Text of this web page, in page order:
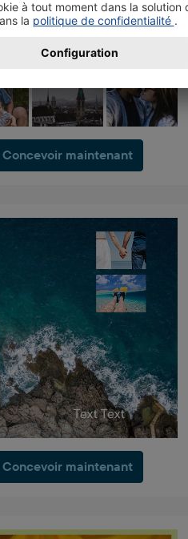
Concevoir maintenant
Concevoir maintenant